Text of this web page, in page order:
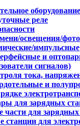
реле
освещения/
импульсные
и
сигналов)
тока,
и
для зарядных
части для
станции для